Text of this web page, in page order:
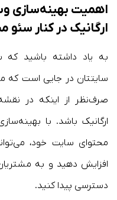
اهمیت بهینه‌سازی
ارگانیک در کنار سئو
به یاد داشته باشید
سایتتان در جایی است
محتوای سایت خود،
افزایش دهید و به
دسترسی پیدا کنید.